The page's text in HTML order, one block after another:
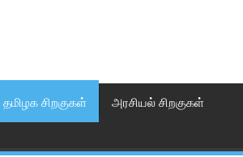
தமிழக சிறகுகள் அரசியல் சிறகுகள்